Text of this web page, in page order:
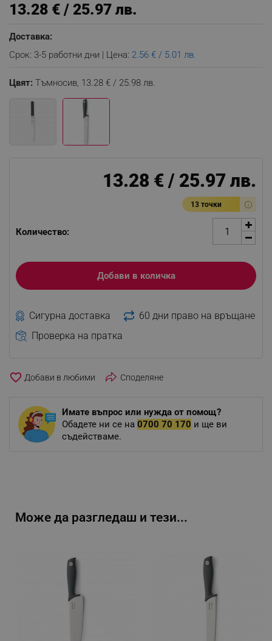
13.28 € / 25.97 лв.
Доставка:
Срок: 3-5 работни дни | Цена: 2.56 € / 5.01 лв.
Цвят: Тъмносив, 13.28 € / 25.98 лв.
13.28 € / 25.97 лв.
13 точки
Количество:
Добави в количка
Сигурна доставка
60 дни право на връщане
Проверка на пратка
favorite_border Споделяне
Имате въпрос или нужда от помощ?
Обадете ни се на 0700 70 170 и ще ви
съдействаме.
Може да разгледаш и тези...